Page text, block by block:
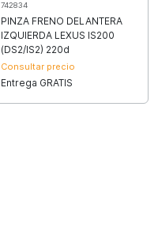
742834
PINZA FRENO DELANTERA
IZQUIERDA LEXUS IS200
(DS2/IS2) 220d
Consultar precio
Entrega GRATIS